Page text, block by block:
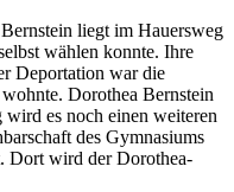
liegt im Hauersweg
wählen konnte. Ihre
De­por­­tation war die
Dorothea Bernstein
es noch einen weiteren
des Gym­nasiums
Dort wird der Dorothea-